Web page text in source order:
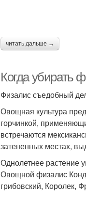
читать дальше →
Когда убирать
Физалис съедобный
Овощная культура
горчинкой,
встречаются
затененных местах,
Однолетнее растение
Овощной физалис
грибовский, Королек,